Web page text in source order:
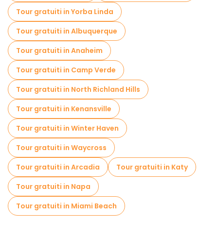
Tour gratuiti in Yorba Linda
Tour gratuiti in Albuquerque
Tour gratuiti in Anaheim
Tour gratuiti in Camp Verde
Tour gratuiti in North Richland Hills
Tour gratuiti in Kenansville
Tour gratuiti in Winter Haven
Tour gratuiti in Waycross
Tour gratuiti in Arcadia
Tour gratuiti in Katy
Tour gratuiti in Napa
Tour gratuiti in Miami Beach